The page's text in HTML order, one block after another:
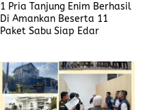
1 Pria Tanjung Enim Berhasil
Di Amankan Beserta 11
Paket Sabu Siap Edar